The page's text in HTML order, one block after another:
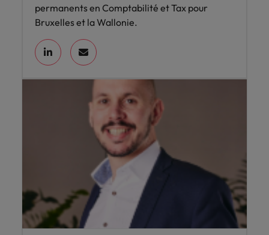
permanents en Comptabilité et Tax pour
Bruxelles et la Wallonie.